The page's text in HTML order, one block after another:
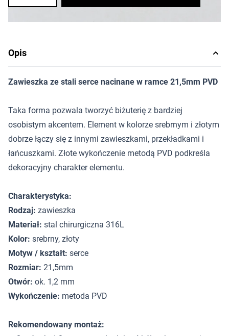
Opis
Zawieszka ze stali serce nacinane w ramce 21,5mm PVD
Taka forma pozwala tworzyć biżuterię z bardziej
osobistym akcentem. Element w kolorze srebrnym i złotym
dobrze łączy się z innymi zawieszkami, przekładkami i
łańcuszkami. Złote wykończenie metodą PVD podkreśla
dekoracyjny charakter elementu.
Charakterystyka:
Rodzaj: zawieszka
Materiał: stal chirurgiczna 316L
Kolor: srebrny, złoty
Motyw / kształt: serce
Rozmiar: 21,5mm
Otwór: ok. 1,2 mm
Wykończenie: metoda PVD
Rekomendowany montaż: